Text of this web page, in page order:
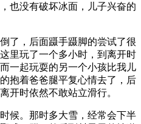
也没有破坏冰面，儿子兴奋的
了，后面蹑手蹑脚的尝试了很
里玩了一个多小时，到离开时
一起玩耍的另一个小孩比我儿
抱着爸爸腿平复心情去了，后
开时依然不敢站立滑行。
候。那时多大雪，经常会下半